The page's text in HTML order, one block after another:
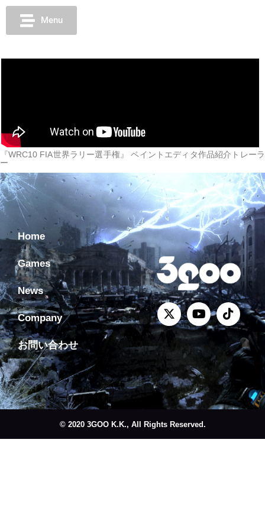
Menu
『WRC10 FIA世界ラリー選手権』 ペイントエディタ作品紹介トレーラ
ー
Home
Games
News
Company
お問い合わせ
© 2020 3GOO K.K., All Rights Reserved.